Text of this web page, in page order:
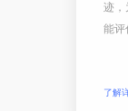
迹，
能评
了解